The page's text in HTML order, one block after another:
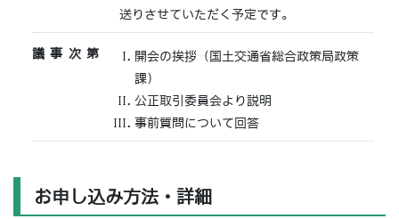
送りさせていただく予定です。
議事次第
開会の挨拶（国土交通省総合政策局政策
課）
公正取引委員会より説明
事前質問について回答
お申し込み方法・詳細